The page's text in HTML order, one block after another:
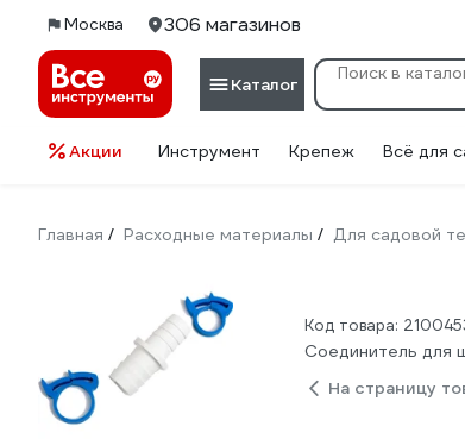
Москва 306 магазинов
Каталог
Акции Инструмент Крепеж Всё для
Главная / Расходные материалы / Для садовой
Код товара:
Соединитель для
На страницу